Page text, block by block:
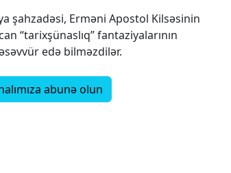
şahzadəsi, Erməni Apostol Kilsəsinin
“tarixşünaslıq” fantaziyalarının
edə bilməzdilər.
abunə olun